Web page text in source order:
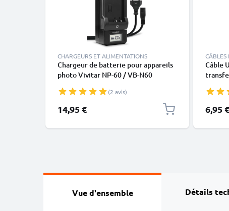
CHARGEURS ET ALIMENTATIONS
Chargeur de batterie pour appareils
photo Vivitar NP-60 / VB-N60
550 / DVR 830XHD) de CELLONIC
(2 avis)
14,95 €
CÂBLES
Câble
6,95 €
Vue d'ensemble Détails